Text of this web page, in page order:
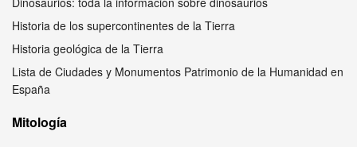
Historia de los supercontinentes de la Tierra
Historia geológica de la Tierra
Lista de Ciudades y Monumentos Patrimonio de la Humanidad en
España
Mitología